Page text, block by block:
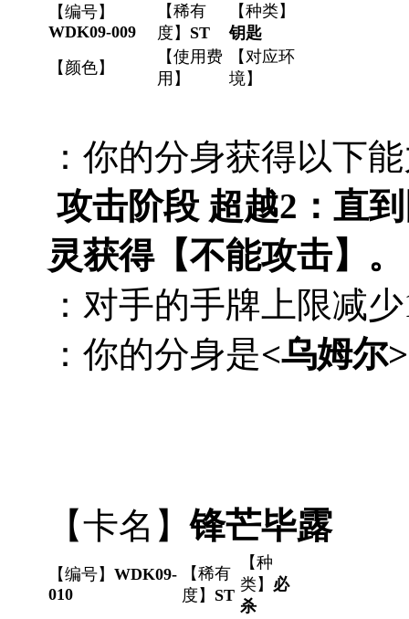
【编号】
WDK09-009
【稀有
度】 ST
【种类】
钥匙
【颜色】
【使用费
用】
【对应环
境】
：你的分身获得以下
攻击阶段 超越2：直
灵获得【不能攻击】。
：对手的手牌上限减
：你的分身是<乌姆尔>
【卡名】锋芒毕露
【编号】 WDK09-
010
【稀有
度】 ST
【种
类】 必
杀